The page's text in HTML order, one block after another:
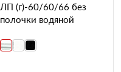
ЛП (г)-60/60/66 без
полочки водяной